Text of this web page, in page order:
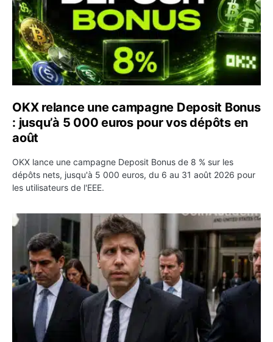
OKX relance une campagne Deposit Bonus
: jusqu’à 5 000 euros pour vos dépôts en
août
OKX lance une campagne Deposit Bonus de 8 % sur les
dépôts nets, jusqu'à 5 000 euros, du 6 au 31 août 2026 pour
les utilisateurs de l'EEE.
OpenAI demande le rejet de la plainte d’Apple et